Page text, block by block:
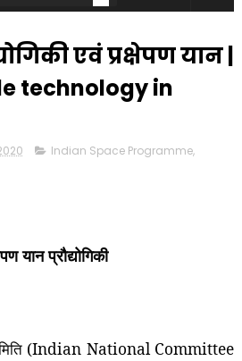
एवं प्रक्षेपण यान |
technology in
Indian Space Programme,
यान प्रौद्योगिकी
समिति (Indian National Committee